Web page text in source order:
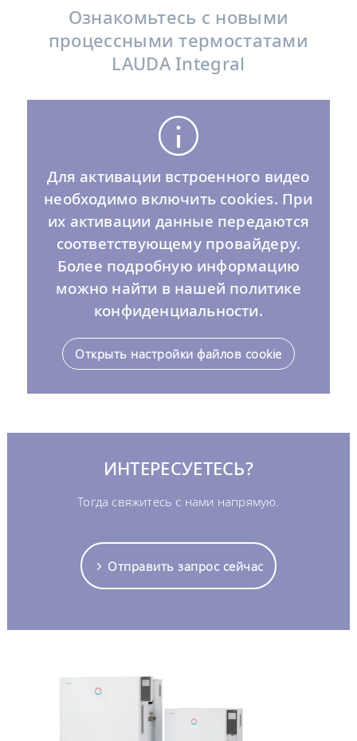
Ознакомьтесь с новыми
процессными термостатами
LAUDA Integral
Для активации встроенного видео
необходимо включить cookies. При
их активации данные передаются
соответствующему провайдеру.
Более подробную информацию
можно найти в нашей политике
конфиденциальности.
Открыть настройки файлов cookie
ИНТЕРЕСУЕТЕСЬ?
Тогда свяжитесь с нами напрямую.
Отправить запрос сейчас